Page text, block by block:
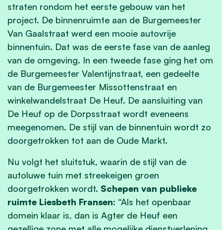
straten rondom het eerste gebouw van het
project. De binnenruimte aan de Burgemeester
Van Gaalstraat werd een mooie autovrije
binnentuin. Dat was de eerste fase van de aanleg
van de omgeving. In een tweede fase ging het om
de Burgemeester Valentijnstraat, een gedeelte
van de Burgemeester Missottenstraat en
winkelwandelstraat De Heuf. De aansluiting van
De Heuf op de Dorpsstraat wordt eveneens
meegenomen. De stijl van de binnentuin wordt zo
doorgetrokken tot aan de Oude Markt.
Nu volgt het sluitstuk, waarin de stijl van de
autoluwe tuin met streekeigen groen
doorgetrokken wordt. Schepen van publieke
ruimte Liesbeth Fransen: “Als het openbaar
domein klaar is, dan is Agter de Heuf een